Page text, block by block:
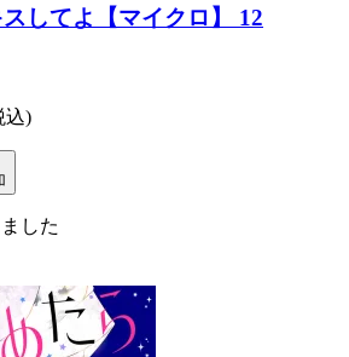
してよ【マイクロ】 12
込)
した